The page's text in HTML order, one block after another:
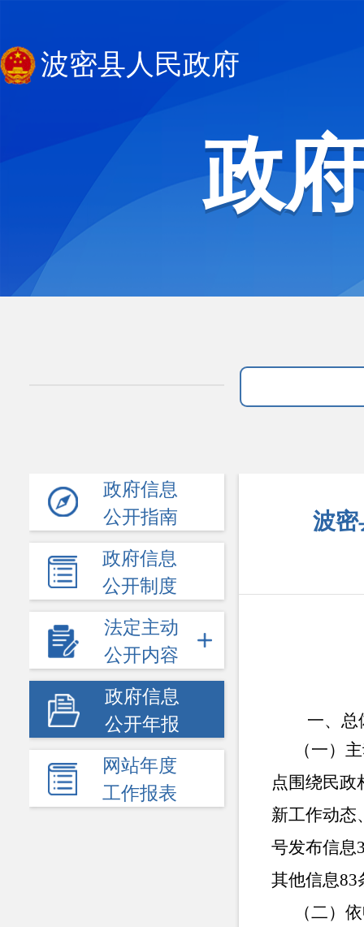
波密县人民政府
政
政府信息
公开指南
政府信息
公开制度
法定主动
公开内容
政府信息
公开年报
网站年度
工作报表
波密
一、总
（一）
点围绕民政
新工作动态
号发布信息
其他信息83
（二）